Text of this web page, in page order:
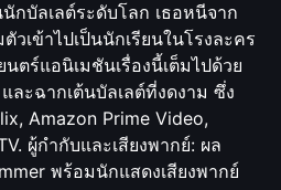
กบัลเลต์ระดับโลก เธอหนีจาก
เข้าไปเป็นนักเรียนในโรงละคร
ตร์แอนิเมชันเรื่องนี้เต็มไปด้วย
ละฉากเต้นบัลเลต์ที่งดงาม ซึ่ง
Amazon Prime Video,
ผู้กำกับและเสียงพากย์: ผล
พร้อมนักแสดงเสียงพากย์